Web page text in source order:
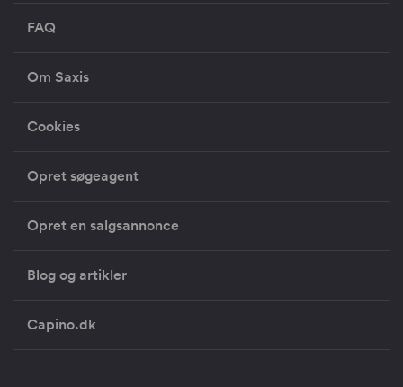
FAQ
Om Saxis
Cookies
Opret søgeagent
Opret en salgsannonce
Blog og artikler
Capino.dk